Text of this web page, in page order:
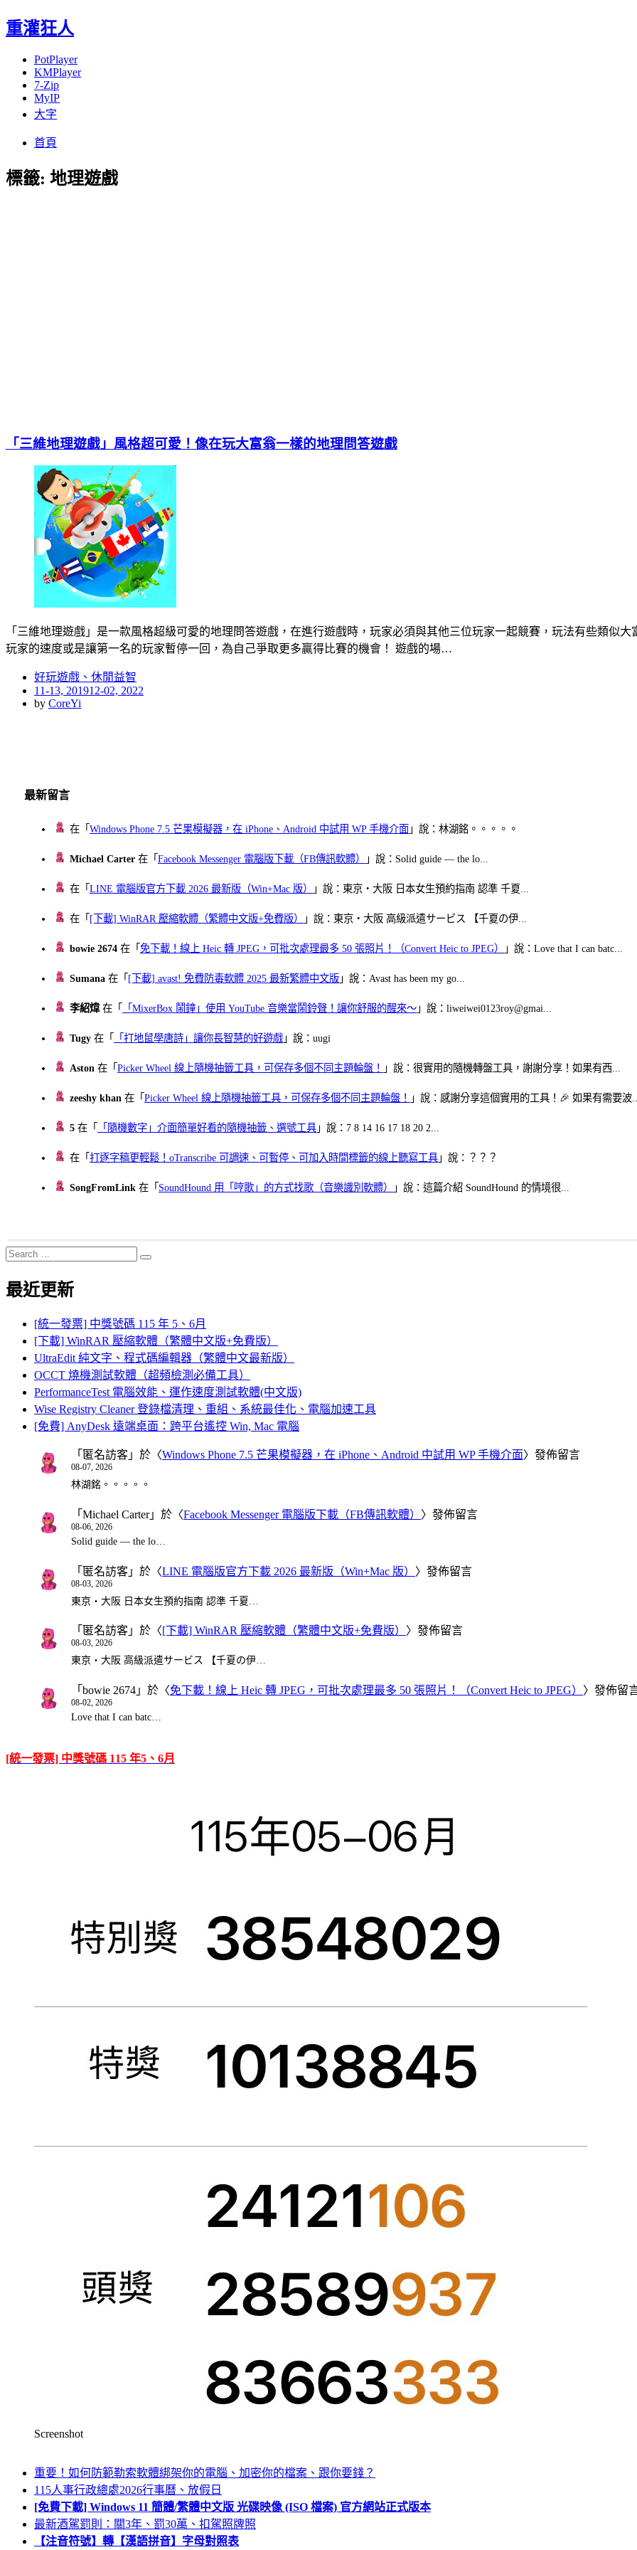
重灌狂人
PotPlayer
KMPlayer
7-Zip
MyIP
大字
首頁
標籤: 地理遊戲
「三維地理遊戲」風格超可愛！像在玩大富翁一樣的地理問答遊戲
「三維地理遊戲」是一款風格超級可愛的地理問答遊戲，在進行遊戲時，玩家必須與其他三位玩家一起競賽，玩法有些類似
玩家的速度或是讓第一名的玩家暫停一回，為自己爭取更多贏得比賽的機會！ 遊戲的場…
好玩遊戲、休閒益智
Posted
on
11-13, 201912-02, 2022
by CoreYi
最新留言
在「Windows Phone 7.5 芒果模擬器，在 iPhone、Android 中試用 WP 手機介面 」說：林湖銘。。。。。
Michael Carter 在「Facebook Messenger 電腦版下載（FB傳訊軟體） 」說：Solid guide — the lo...
在「LINE 電腦版官方下載 2026 最新版（Win+Mac 版） 」說：東京・大阪 日本女生預約指南 認準 千夏...
在「 [下載] WinRAR 壓縮軟體（繁體中文版+免費版） 」說：東京・大阪 高級派遣サービス 【千夏の伊...
bowie 2674 在「免下載！線上 Heic 轉 JPEG，可批次處理最多 50 張照片！（Convert Heic to JPEG） 」說：Love that I can batc...
Sumana 在「 [下載] avast! 免費防毒軟體 2025 最新繁體中文版 」說：Avast has been my go...
李紹煒在「 「MixerBox 鬧鐘」使用 YouTube 音樂當鬧鈴聲！讓你舒服的醒來～ 」說：liweiwei0123roy@gmai...
Tugy 在「 「打地鼠學唐詩」讓你長智慧的好遊戲 」說：uugi
Aston 在「Picker Wheel 線上隨機抽籤工具，可保存多個不同主題輪盤！ 」說：很實用的隨機轉盤工具，謝謝分享！如果有西...
zeeshy khan 在「Picker Wheel 線上隨機抽籤工具，可保存多個不同主題輪盤！ 」說：感謝分享這個實用的工具！🎉 如果有需要波
5 在「 「隨機數字」介面簡單好看的隨機抽籤、選號工具 」說：7 8 14 16 17 18 20 2...
在「打逐字稿更輕鬆！oTranscribe 可調速、可暫停、可加入時間標籤的線上聽寫工具 」說：？？？
SongFromLink 在「 SoundHound 用「哼歌」的方式找歌（音樂識別軟體） 」說：這篇介紹 SoundHound 的情境很...
Search
for:
Search
最近更新
[統一發票] 中獎號碼 115 年 5、6月
[下載] WinRAR 壓縮軟體（繁體中文版+免費版）
UltraEdit 純文字、程式碼編輯器（繁體中文最新版）
OCCT 燒機測試軟體（超頻檢測必備工具）
PerformanceTest 電腦效能、運作速度測試軟體(中文版)
Wise Registry Cleaner 登錄檔清理、重組、系統最佳化、電腦加速工具
[免費] AnyDesk 遠端桌面：跨平台遙控 Win, Mac 電腦
「 匿名訪客 」於〈Windows Phone 7.5 芒果模擬器，在 iPhone、Android 中試用 WP 手機介面〉發佈留言
08-07, 2026
林湖銘。。。。。
「 Michael Carter」於〈Facebook Messenger 電腦版下載（FB傳訊軟體） 〉發佈留言
08-06, 2026
Solid guide — the lo…
「 匿名訪客 」於〈LINE 電腦版官方下載 2026 最新版（Win+Mac 版） 〉發佈留言
08-03, 2026
東京・大阪 日本女生預約指南 認準 千夏…
「 匿名訪客 」於〈[下載] WinRAR 壓縮軟體（繁體中文版+免費版） 〉發佈留言
08-03, 2026
東京・大阪 高級派遣サービス 【千夏の伊…
「 bowie 2674 」於〈免下載！線上 Heic 轉 JPEG，可批次處理最多 50 張照片！（Convert Heic to JPEG） 〉發佈留
08-02, 2026
Love that I can batc…
[統一發票] 中獎號碼 115 年5、6月
Screenshot
重要！如何防範勒索軟體綁架你的電腦、加密你的檔案、跟你要錢？
115人事行政總處2026行事曆、放假日
[免費下載] Windows 11 簡體/繁體中文版 光碟映像 (ISO 檔案) 官方網站正式版本
最新酒駕罰則：關3年、罰30萬、扣駕照牌照
【注音符號】轉【漢語拼音】字母對照表